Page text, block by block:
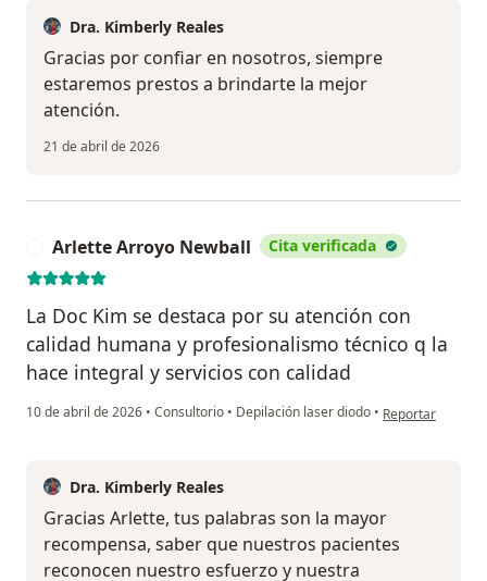
Dra. Kimberly Reales
Gracias por confiar en nosotros, siempre
estaremos prestos a brindarte la mejor
atención.
21 de abril de 2026
Arlette Arroyo Newball Cita verificada
La Doc Kim se destaca por su atención con
calidad humana y profesionalismo técnico q la
hace integral y servicios con calidad
10 de abril de 2026 • Consultorio • Depilación laser diodo • en opinión del
Reportar
Dra. Kimberly Reales
Gracias Arlette, tus palabras son la mayor
recompensa, saber que nuestros pacientes
reconocen nuestro esfuerzo y nuestra